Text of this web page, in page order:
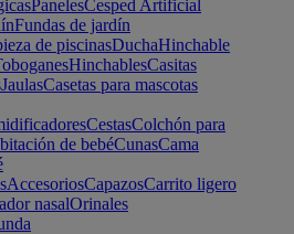
PanelesCesped Artificial
Fundas de jardín
de piscinasDuchaHinchable
HinchablesCasitas
JaulasCasetas para mascotas
CestasColchón para
de bebéCunasCama
AccesoriosCapazosCarrito ligero
nasalOrinales